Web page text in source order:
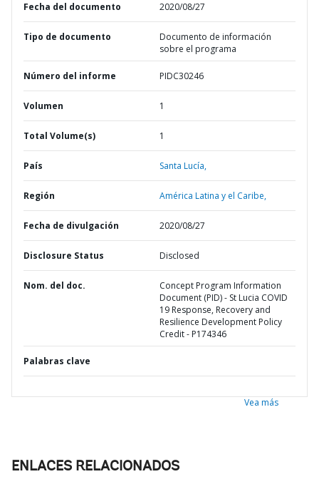
Fecha del documento 2020/08/27
Tipo de documento
Documento de información
sobre el programa
Número del informe PIDC30246
Volumen 1
Total Volume(s) 1
País Santa Lucía,
Región América Latina y el Caribe,
Fecha de divulgación 2020/08/27
Disclosure Status Disclosed
Nom. del doc.
Concept Program Information
Document (PID) - St Lucia COVID
19 Response, Recovery and
Resilience Development Policy
Credit - P174346
Palabras clave
Vea más
ENLACES RELACIONADOS